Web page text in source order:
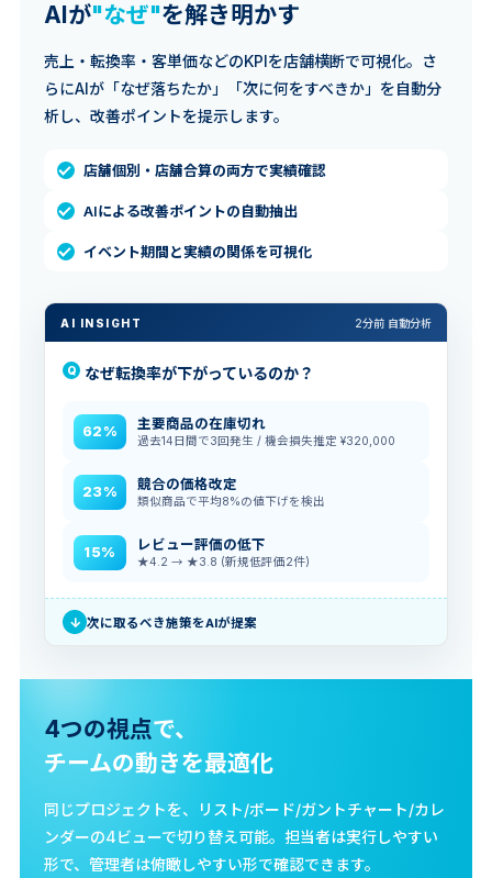
AIが"なぜ"を解き明かす
売上・転換率・客単価などのKPIを店舗横断で可視化。さ
らにAIが「なぜ落ちたか」「次に何をすべきか」を自動分
析し、改善ポイントを提示します。
店舗個別・店舗合算の両方で実績確認
AIによる改善ポイントの自動抽出
イベント期間と実績の関係を可視化
AI INSIGHT 2分前 自動分析
なぜ転換率が下がっているのか？
62% 主要商品の在庫切れ
過去14日間で3回発生 / 機会損失推定 ¥320,000
23% 競合の価格改定
類似商品で平均8%の値下げを検出
15% レビュー評価の低下
★4.2 → ★3.8 (新規低評価2件)
↓ 次に取るべき施策をAIが提案
4つの視点で、
チームの動きを最適化
同じプロジェクトを、リスト/ボード/ガントチャート/カレ
ンダーの4ビューで切り替え可能。担当者は実行しやすい
形で、管理者は俯瞰しやすい形で確認できます。